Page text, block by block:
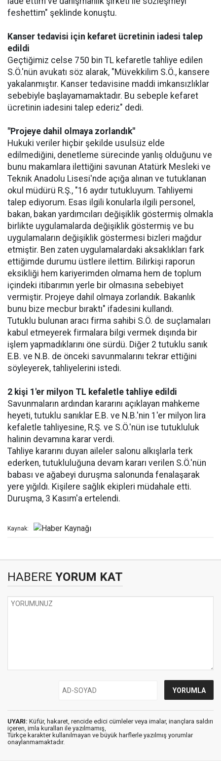
feshettim" şeklinde konuştu.
Kanser tedavisi için kefaret ücretinin iadesi talep
edildi
Geçtiğimiz celse 750 bin TL kefaretle tahliye edilen
S.Ö.'nün avukatı söz alarak, "Müvekkilim S.Ö., kansere
yakalanmıştır. Kanser tedavisine maddi imkansızlıklar
sebebiyle başlayamamaktadır. Bu sebeple kefaret
ücretinin iadesini talep ederiz" dedi.
"Projeye dahil olmaya zorlandık"
Hukuki veriler hiçbir şekilde usulsüz elde
edilmediğini, denetleme sürecinde yanlış olduğunu ve
bunu makamlara ilettiğini savunan Atatürk Mesleki ve
Teknik Anadolu Lisesi'nde açığa alınan ve tutuklanan
okul müdürü R.Ş., "16 aydır tutukluyum. Tahliyemi
talep ediyorum. Esas ilgili konularla ilgili personel,
bakan, bakan yardımcıları değişiklik göstermiş olmakla
birlikte uygulamalarda değişiklik göstermiş ve bu
uygulamaların değişiklik göstermesi bizleri mağdur
etmiştir. Ben zaten uygulamalardaki aksaklıkları fark
ettiğimde durumu üstlere ilettim. Bilirkişi raporun
eksikliği hem kariyerimden olmama hem de toplum
içindeki itibarımın yerle bir olmasına sebebiyet
vermiştir. Projeye dahil olmaya zorlandık. Bakanlık
bunu bize mecbur bıraktı" ifadesini kullandı.
Tutuklu bulunan aracı firma sahibi S.Ö. de suçlamaları
kabul etmeyerek firmalara bilgi vermek dışında bir
işlem yapmadıklarını öne sürdü. Diğer 2 tutuklu sanık
E.B. ve N.B. de önceki savunmalarını tekrar ettiğini
söyleyerek, tahliyelerini istedi.
2 kişi 1'er milyon TL kefaletle tahliye edildi
Savunmaların ardından kararını açıklayan mahkeme
heyeti, tutuklu sanıklar E.B. ve N.B.'nin 1'er milyon lira
kefaletle tahliyesine, R.Ş. ve S.Ö.'nün ise tutukluluk
halinin devamına karar verdi.
Tahliye kararını duyan aileler salonu alkışlarla terk
ederken, tutukluluğuna devam kararı verilen S.Ö.'nün
babası ve ağabeyi duruşma salonunda fenalaşarak
yere yığıldı. Kişilere sağlık ekipleri müdahale etti.
Duruşma, 3 Kasım'a ertelendi.
Kaynak:
HABERE YORUM KAT
UYARI: Küfür, hakaret, rencide edici cümleler veya imalar, inançlara saldırı
içeren, imla kuralları ile yazılmamış,
Türkçe karakter kullanılmayan ve büyük harflerle yazılmış yorumlar
onaylanmamaktadır.